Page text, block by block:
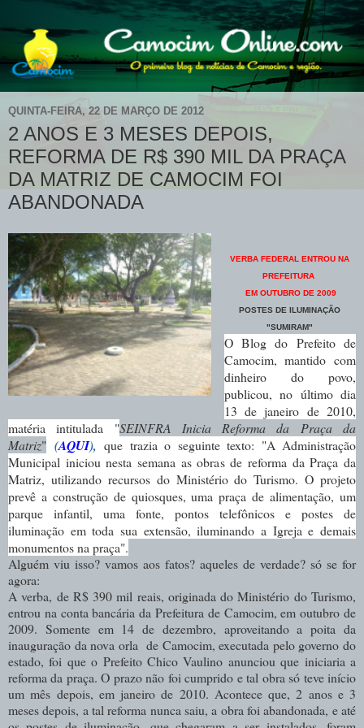
QUINTA-FEIRA, 22 DE MARÇO DE 2012
2 ANOS E 3 MESES DEPOIS,
REFORMA DE R$ 390 MIL DA PRAÇA
DA MATRIZ DE CAMOCIM FOI
ABANDONADA
VERBA FEDERAL ENTROU NA
PREFEITURA
EM OUTUBRO DE 2009
POSTES DE ILUMINAÇÃO
"SUMIRAM"
O Blog do Prefeito de
Camocim, mantido com
dinheiro do povo,
publicou, no último dia
13 de janeiro de 2010,
matéria intitulada "SEINFRA Inicia Reforma da Praça da
Matriz" (AQUI), que trazia o seguinte texto: "A Administração
Municipal iniciou nesta semana as obras de reforma da Praça da
Matriz, utilizando recursos do Ministério do Turismo. O projeto
prevê a construção de quiosques, uma praça de alimentação, um
parque infantil, uma fonte, pontos telefônicos e postes de
iluminação em toda sua extensão, iluminando a Igreja e demais
monumentos na praça".
Alguém viu isso? vamos aos fatos? aqueles de verdade? só se for
agora:
A verba, de R$ 390 mil reais, originada do Ministério do Turismo,
entrou na conta bancária da Prefeitura de Camocim, em outubro de
2009. Somente em 14 de dezembro, aproveitando a poita da
inauguração da nova orla de Camocim, executada pelo governo do
estado, foi que o Prefeito Chico Vaulino anunciou que iniciaria a
reforma da praça. O prazo não foi cumprido e tal obra só teve início
um mês depois, em janeiro de 2010. Acontece que, 2 anos e 3
meses depois, a tal reforma nunca saiu, a obra foi abandonada, e até